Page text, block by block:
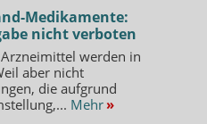
Medikamente:
nicht verboten
werden in
aber nicht
die aufgrund
Mehr »